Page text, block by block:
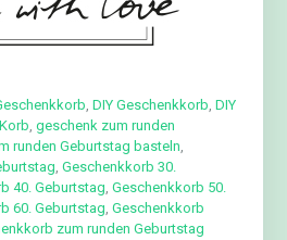
,DIY Geschenkkorb,DIY
,geschenk zum runden
runden Geburtstag basteln,
,Geschenkkorb 30.
40. Geburtstag,Geschenkkorb 50.
60. Geburtstag,Geschenkkorb
zum runden Geburtstag